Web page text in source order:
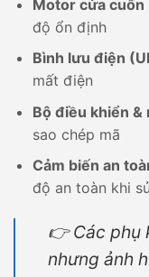
Motor cửa cuốn
độ ổn định
Bình lưu điện
mất điện
Bộ điều khiển &
sao chép mã
Cảm biến an
độ an toàn khi
👉 Các phụ
nhưng ảnh